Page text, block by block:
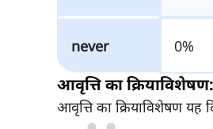
never 0%
आवृत्ति का
आवृत्ति का क्रियाविशेषण यह